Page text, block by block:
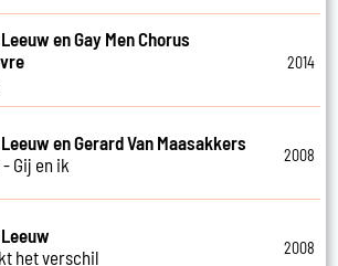
en Gay Men Chorus
2014
en Gerard Van Maasakkers
Gij en ik
2008
het verschil
2008